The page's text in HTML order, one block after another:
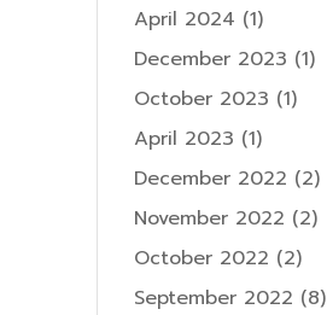
April 2024 (1)
December 2023 (1)
October 2023 (1)
April 2023 (1)
December 2022 (2)
November 2022 (2)
October 2022 (2)
September 2022 (8)